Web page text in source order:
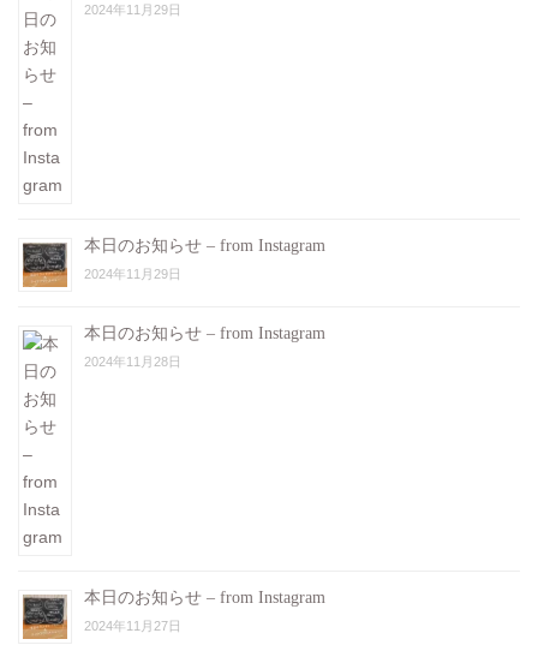
2024年11月29日
本日のお知らせ – from Instagram
2024年11月29日
本日のお知らせ – from Instagram
2024年11月28日
本日のお知らせ – from Instagram
2024年11月27日